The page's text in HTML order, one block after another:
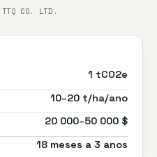
TTQ CO. LTD.
1 tCO2e
10–20 t/ha/ano
20 000–50 000 $
18 meses a 3 anos